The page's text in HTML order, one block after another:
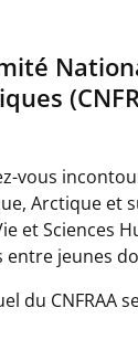
vous
Arctique et
et Sciences
entre jeunes
du CNFRAA